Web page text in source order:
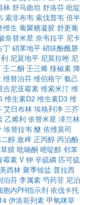
林 舒马曲坦 舒洛芬 吡啶
索非布韦 索伐普韦 倍半
维生 葡聚糖凝胶 舒更葡
奈替米星 奈韦拉平 尼卡
丁 硝苯地平 硝呋酚酰肼
尼莫地平 尼莫拉唑 尼
壬二酮 壬三烯 辣椒素 降
维替泊芬 维伯格宁 氨己
吉尼亚霉素 维索米汀 维
维生素D2 维生素D3 维
艾日布林 埃格列净 三芥
乙烯利 依替米星 泽兰林
埃替拉韦 醚 依维莫司
醇 敌稗 正丙醇 丙泊酚
腈 吡喃酮 嘧啶醇 邻苯
霉素 V 钾 辛硫磷 匹可硫
西林 聚季铵盐 普拉西
泊芬 李属素 芍药苷 尼泊
胞内PH指示剂 依伐卡托
伊洛前列素 甲氧咪草